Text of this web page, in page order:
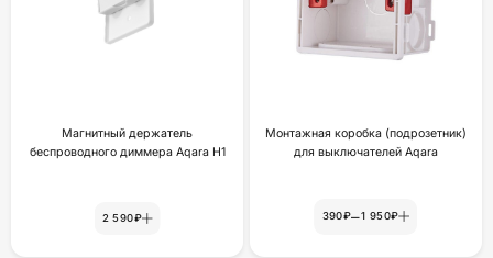
Магнитный держатель
беспроводного диммера Aqara H1
2 590₽
Монтажная коробка (подрозетник)
для выключателей Aqara
390₽–1 950₽